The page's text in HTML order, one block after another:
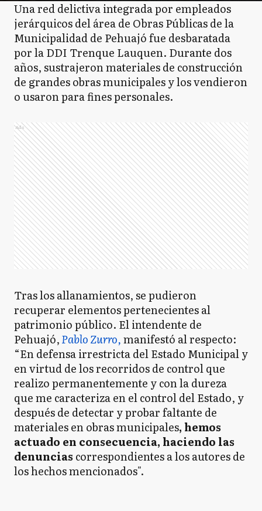
Una red delictiva integrada por empleados
jerárquicos del área de Obras Públicas de la
Municipalidad de Pehuajó fue desbaratada
por la DDI Trenque Lauquen. Durante dos
años, sustrajeron materiales de construcción
de grandes obras municipales y los vendieron
o usaron para fines personales.
Ads
Tras los allanamientos, se pudieron
recuperar elementos pertenecientes al
patrimonio público. El intendente de
Pehuajó,Pablo Zurro,manifestó al respecto:
“En defensa irrestricta del Estado Municipal y
en virtud de los recorridos de control que
realizo permanentemente y con la dureza
que me caracteriza en el control del Estado, y
después de detectar y probar faltante de
materiales en obras municipales, hemos
actuado en consecuencia, haciendo las
denuncias correspondientes a los autores de
los hechos mencionados".